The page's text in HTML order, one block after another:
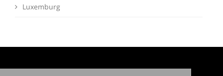
Luxemburg